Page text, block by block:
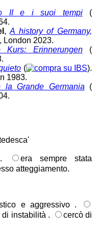
II e i suoi tempi(
,A history of Germany,
London 2023.
Kurs: Erinnerungen(
(
).
1983.
la Grande Germania (
era sempre stata
atteggiamento.
e aggressivo .
instabilità .
cercò di